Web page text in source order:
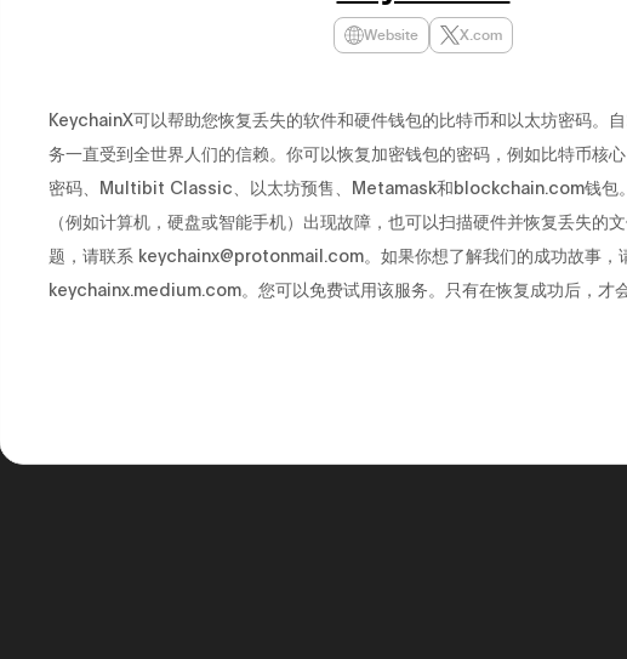
Website X.com
KeychainX可以帮助您恢复丢失的软件和硬件钱包的比特币和以太坊密码。
务一直受到全世界人们的信赖。你可以恢复加密钱包的密码，例如比特币核
密码、Multibit Classic、以太坊预售、Metamask和blockchain.com钱包
（例如计算机，硬盘或智能手机）出现故障，也可以扫描硬件并恢复丢失的
题，请联系 keychainx@protonmail.com。如果你想了解我们的成功故事，
keychainx.medium.com。您可以免费试用该服务。只有在恢复成功后，才会